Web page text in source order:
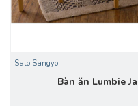
Sato Sangyo
Bàn ăn Lumbie